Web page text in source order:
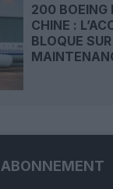
200 BOEING
CHINE :
BLOQUE
ABONNEMENT